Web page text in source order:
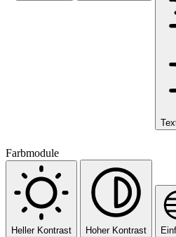
Farbmodule
Heller Kontrast Hoher Kontrast